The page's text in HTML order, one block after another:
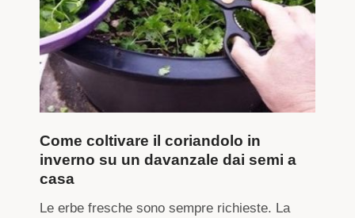
Come coltivare il coriandolo in
inverno su un davanzale dai semi a
casa
Le erbe fresche sono sempre richieste. La